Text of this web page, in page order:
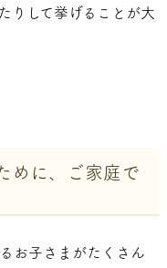
りして挙げることが大
めに、ご家庭で
お子さまがたくさん